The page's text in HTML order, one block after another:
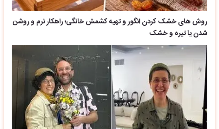
روش های خشک کردن انگور و تهیه کشمش خانگی؛ راهکار نرم و روشن
شدن یا تیره و خشک